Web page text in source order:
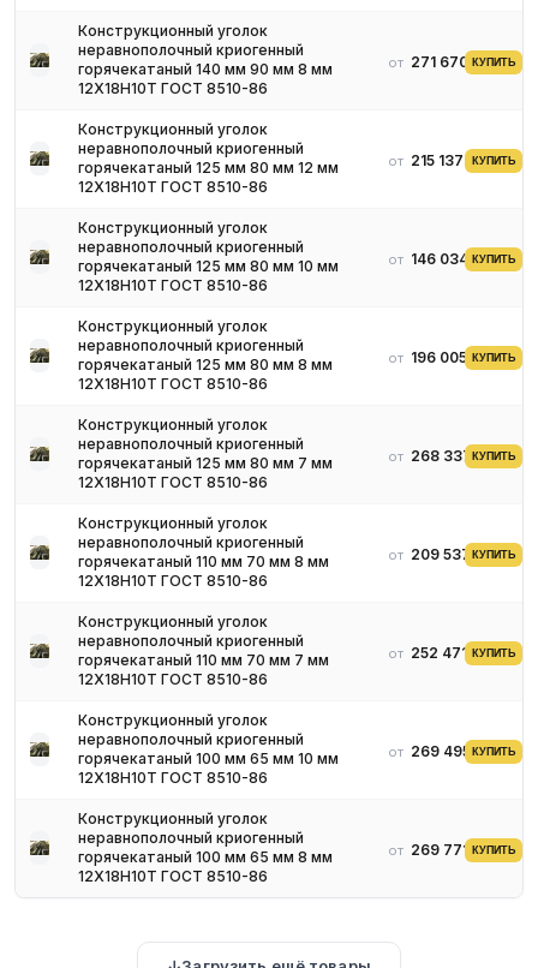
Конструкционный уголок
неравнополочный криогенный
горячекатаный 140 мм 90 мм 8 мм
12Х18Н10Т ГОСТ 8510-86
от 271 670 ₽КУПИТЬ
Конструкционный уголок
неравнополочный криогенный
горячекатаный 125 мм 80 мм 12 мм
12Х18Н10Т ГОСТ 8510-86
от 215 137 ₽КУПИТЬ
Конструкционный уголок
неравнополочный криогенный
горячекатаный 125 мм 80 мм 10 мм
12Х18Н10Т ГОСТ 8510-86
от 146 034 ₽КУПИТЬ
Конструкционный уголок
неравнополочный криогенный
горячекатаный 125 мм 80 мм 8 мм
12Х18Н10Т ГОСТ 8510-86
от 196 005 ₽КУПИТЬ
Конструкционный уголок
неравнополочный криогенный
горячекатаный 125 мм 80 мм 7 мм
12Х18Н10Т ГОСТ 8510-86
от 268 337 ₽КУПИТЬ
Конструкционный уголок
неравнополочный криогенный
горячекатаный 110 мм 70 мм 8 мм
12Х18Н10Т ГОСТ 8510-86
от 209 537 ₽КУПИТЬ
Конструкционный уголок
неравнополочный криогенный
горячекатаный 110 мм 70 мм 7 мм
12Х18Н10Т ГОСТ 8510-86
от 252 471 ₽КУПИТЬ
Конструкционный уголок
неравнополочный криогенный
горячекатаный 100 мм 65 мм 10 мм
12Х18Н10Т ГОСТ 8510-86
от 269 495 ₽КУПИТЬ
Конструкционный уголок
неравнополочный криогенный
горячекатаный 100 мм 65 мм 8 мм
12Х18Н10Т ГОСТ 8510-86
от 269 771 ₽КУПИТЬ